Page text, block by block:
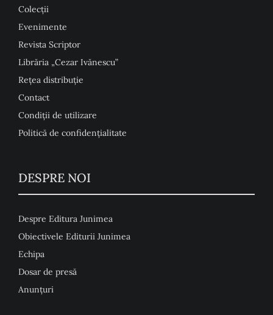
Colecţii
Evenimente
Revista Scriptor
Librăria „Cezar Ivănescu”
Rețea distribuție
Contact
Condiţii de utilizare
Politică de confidențialitate
DESPRE NOI
Despre Editura Junimea
Obiectivele Editurii Junimea
Echipa
Dosar de presă
Anunţuri